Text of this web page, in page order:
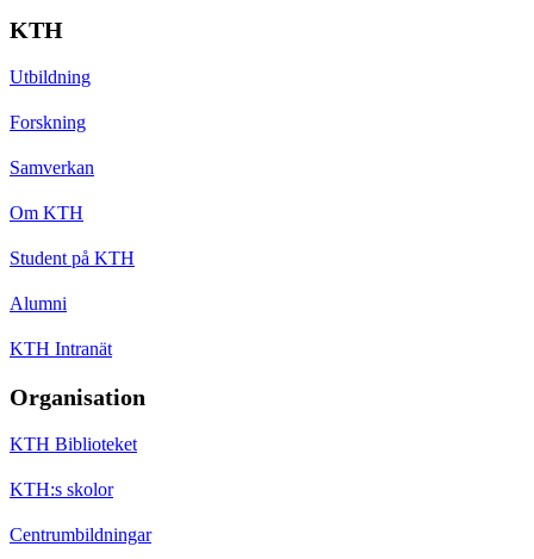
KTH
Utbildning
Forskning
Samverkan
Om KTH
Student på KTH
Alumni
KTH Intranät
Organisation
KTH Biblioteket
KTH:s skolor
Centrumbildningar